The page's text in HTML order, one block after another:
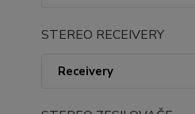
STEREO RECEIVERY
Receivery